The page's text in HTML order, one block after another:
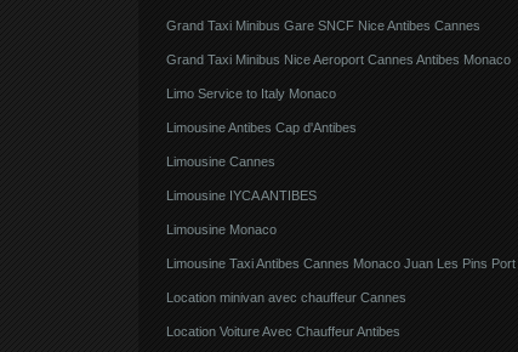
Grand Taxi Minibus Gare SNCF Nice Antibes Cannes
Grand Taxi Minibus Nice Aeroport Cannes Antibes Monaco
Limo Service to Italy Monaco
Limousine Antibes Cap d'Antibes
Limousine Cannes
Limousine IYCA ANTIBES
Limousine Monaco
Limousine Taxi Antibes Cannes Monaco Juan Les Pins Port
Location minivan avec chauffeur Cannes
Location Voiture Avec Chauffeur Antibes